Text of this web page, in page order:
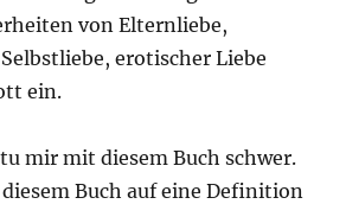
von Elternliebe,
erotischer Liebe
ein.
mir mit diesem Buch schwer.
Buch auf eine Definition